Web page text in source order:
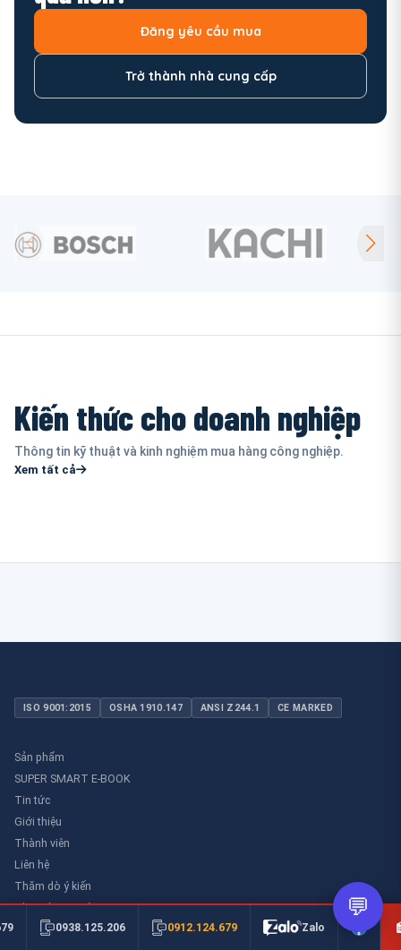
Đăng yêu cầu mua
Trở thành nhà cung cấp
Kiến thức cho doanh nghiệp
Thông tin kỹ thuật và kinh nghiệm mua hàng công nghiệp.
Xem tất cả
ISO 9001:2015 OSHA 1910.147 ANSI Z244.1 CE MARKED
Sản phẩm
SUPER SMART E-BOOK
Tin tức
Giới thiệu
Thành viên
Liên hệ
Thăm dò ý kiến
Thư viên an toàn
0938.125.206 0912.124.679 Zalo
💬